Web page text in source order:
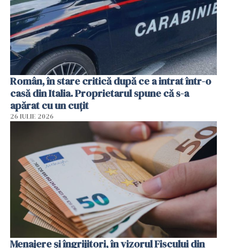
Român, în stare critică după ce a intrat într-o
casă din Italia. Proprietarul spune că s-a
apărat cu un cuțit
26 IULIE 2026
Menajere și îngrijitori, în vizorul Fiscului din